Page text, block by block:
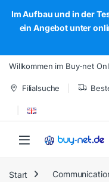
Im Aufbau und in der
ein Angebot unter
Skip to navigation
Skip to content
Willkommen im Buy-net
Filialsuche
Open
Start